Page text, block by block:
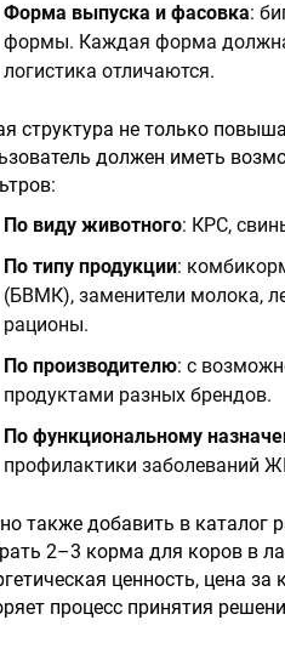
Форма выпуска и фасовка:
формы. Каждая форма должна
логистика отличаются.
структура не только
должен иметь
По виду животного: КРС,
По типу продукции:
(БВМК), заменители молока,
рационы.
По производителю: с
продуктами разных брендов.
По функциональному
профилактики заболеваний
также добавить в каталог
2–3 корма для коров в
ценность, цена
процесс принятия